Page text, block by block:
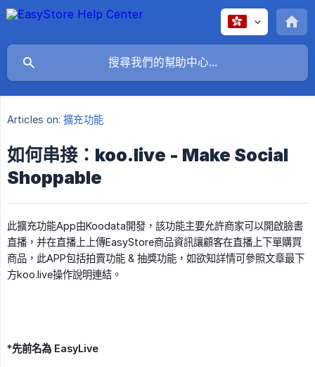
Articles on: 擴充功能
如何串接：koo.live - Make Social
Shoppable
此擴充功能App由Koodata開發，該功能主要允許商家可以開啟臉書
直播，并在直播上上傳EasyStore商品資訊讓顧客在直播上下單購買
商品，此APP包括拍賣功能 & 抽獎功能，如欲知詳情可參照文章最下
方koo.live操作說明連結。
*先前名為 EasyLive